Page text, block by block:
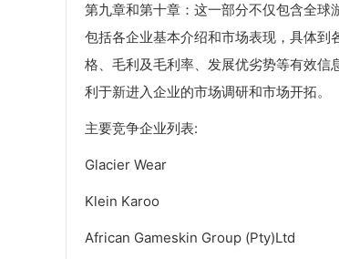
第九章和第十章：这一部分不仅包含全
包括各企业基本介绍和市场表现，具体
格、毛利及毛利率、发展优劣势等有效
利于新进入企业的市场调研和市场开拓。
主要竞争企业列表:
Glacier Wear
Klein Karoo
African Gameskin Group (Pty)Ltd